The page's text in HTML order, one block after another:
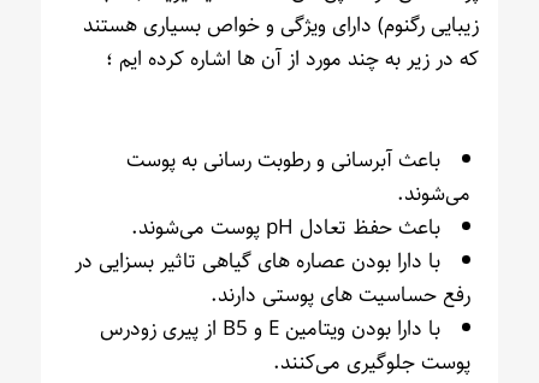
زیبایی رگنوم) دارای ویژگی و خواص بسیاری هستند
که در زیر به چند مورد از آن ها اشاره کرده ایم ؛
باعث آبرسانی و رطوبت رسانی به پوست
می‌شوند.
باعث حفظ تعادل pH پوست می‌شوند.
با دارا بودن عصاره های گیاهی تاثیر بسزایی در
رفع حساسیت های پوستی دارند.
با دارا بودن ویتامین E و B5 از پیری زودرس
پوست جلوگیری می‌کنند.